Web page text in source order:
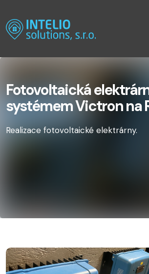
Fotovoltaická
systémem Victron na
Realizace fotovoltaické elektrárny.